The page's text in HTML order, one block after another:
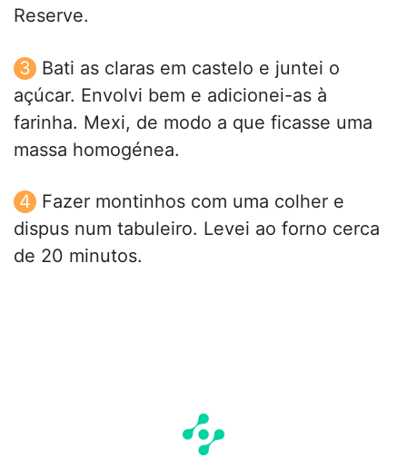
Reserve.
Bati as claras em castelo e juntei o
açúcar. Envolvi bem e adicionei-as à
farinha. Mexi, de modo a que ficasse uma
massa homogénea.
Fazer montinhos com uma colher e
dispus num tabuleiro. Levei ao forno cerca
de 20 minutos.